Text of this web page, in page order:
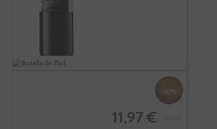
Botella de 75cl.
-10%
11,97 €